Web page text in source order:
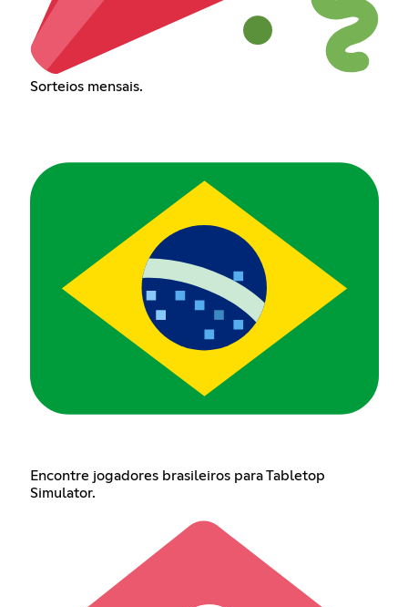
Sorteios mensais.
Encontre jogadores brasileiros para Tabletop
Simulator.